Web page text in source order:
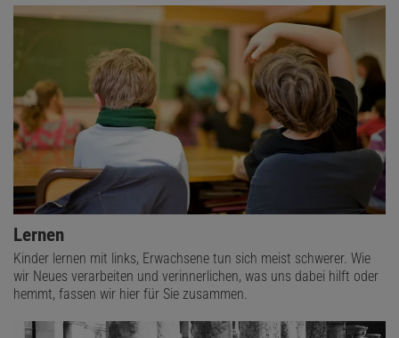
Lernen
Kinder lernen mit links, Erwachsene tun sich meist schwerer. Wie
wir Neues verarbeiten und verinnerlichen, was uns dabei hilft oder
hemmt, fassen wir hier für Sie zusammen.